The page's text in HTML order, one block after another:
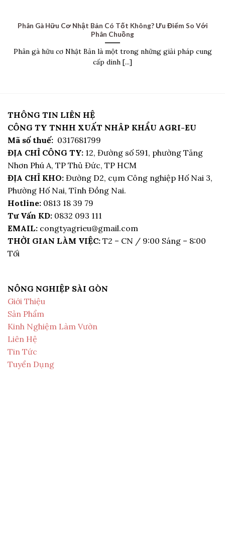
Phân Gà Hữu Cơ Nhật Bản Có Tốt Không? Ưu Điểm So Với
Phân Chuồng
Phân gà hữu cơ Nhật Bản là một trong những giải pháp cung
cấp dinh [...]
THÔNG TIN LIÊN HỆ
CÔNG TY TNHH XUẤT NHÂP KHẨU AGRI-EU
Mã số thuế: 0317681799
ĐỊA CHỈ CÔNG TY: 12, Đường số 591, phường Tăng
Nhơn Phú A, TP Thủ Đức, TP HCM
ĐỊA CHỈ KHO: Đường D2, cụm Công nghiệp Hố Nai 3,
Phường Hố Nai, Tỉnh Đồng Nai.
Hotline: 0813 18 39 79
Tư Vấn KD: 0832 093 111
EMAIL: congtyagrieu@gmail.com
THỜI GIAN LÀM VIỆC: T2 – CN / 9:00 Sáng – 8:00
Tối
NÔNG NGHIỆP SÀI GÒN
Giới Thiệu
Sản Phẩm
Kinh Nghiệm Làm Vườn
Liên Hệ
Tin Tức
Tuyển Dụng